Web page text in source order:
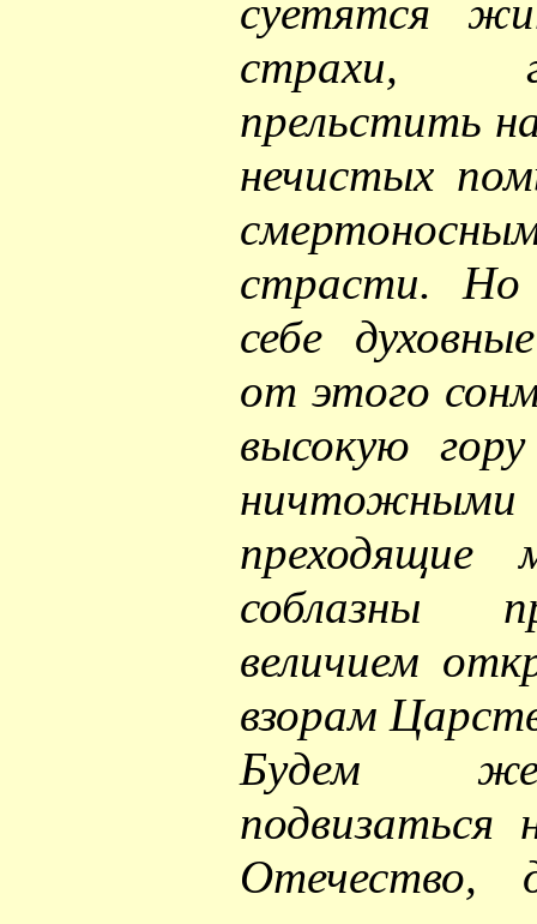
суетятся
страхи,
прельстить
нечистых
страсти.
себе
от этого
высокую
ничтожными
преходящие
соблазны
величием
взорам
Будем же,
подвизаться
Отечество,